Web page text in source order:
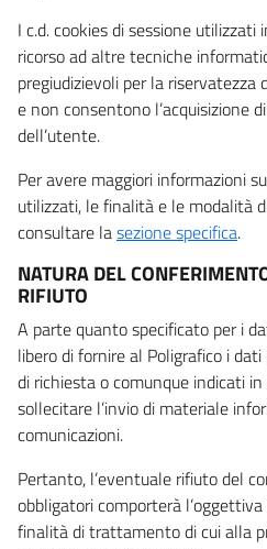
I c.d. cookies di sessione
ricorso ad altre tecniche
pregiudizievoli per la
e non consentono l’acquisizione
dell’utente.
Per avere maggiori informazioni
utilizzati, le finalità e le modalità
consultare lasezione specifica.
NATURA DEL
RIFIUTO
A parte quanto specificato per i
libero di fornire al Poligrafico i
di richiesta o comunque indicati
sollecitare l’invio di materiale
comunicazioni.
Pertanto, l’eventuale rifiuto del
obbligatori comporterà
finalità di trattamento di cui alla